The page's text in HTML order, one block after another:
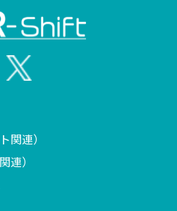
関連）
連）